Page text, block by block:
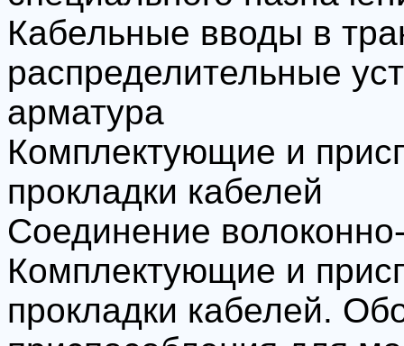
Кабельные вводы в
распределительные
арматура
Комплектующие и
прокладки кабелей
Соединение
Комплектующие и
прокладки кабелей.